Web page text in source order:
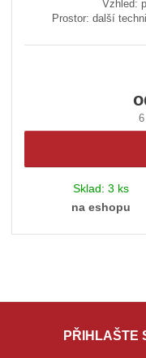
Vzhled:
Prostor: další
Sklad: 3 ks
na eshopu
PŘIHLAŠTE